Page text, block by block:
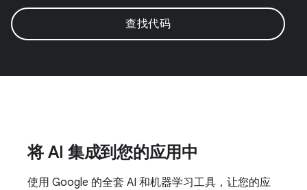
查找代码
将 AI 集成到您的应用中
使用 Google 的全套 AI 和机器学习工具，让您的应